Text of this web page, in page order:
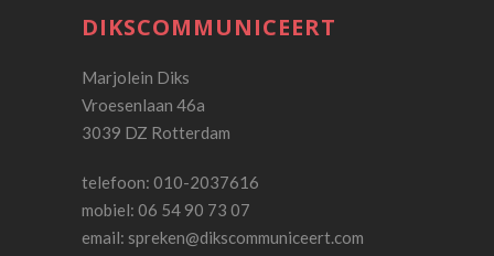
DIKSCOMMUNICEERT
Marjolein Diks
Vroesenlaan 46a
3039 DZ Rotterdam
telefoon: 010-2037616
mobiel: 06 54 90 73 07
email: spreken@dikscommuniceert.com